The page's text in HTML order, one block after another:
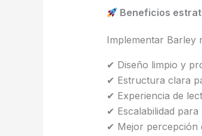
Beneficios
Implementar Barley
✔ Diseño limpio y
✔ Estructura clara
✔ Experiencia de
✔ Escalabilidad para
✔ Mejor percepción